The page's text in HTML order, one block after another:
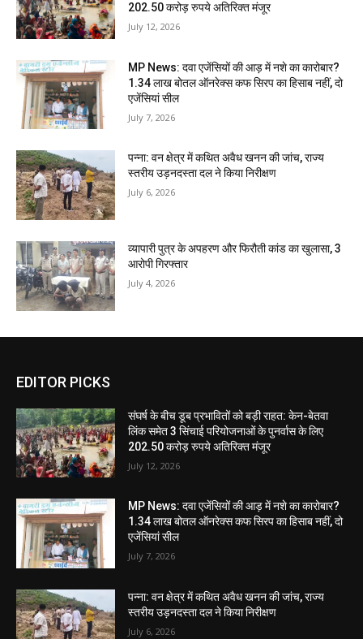
202.50 करोड़ रुपये अतिरिक्त मंजूर
July 12, 2026
MP News: दवा एजेंसियों की आड़ में नशे का कारोबार?
1.34 लाख बोतल ऑनरेक्स कफ सिरप का हिसाब नहीं, दो
एजेंसियां सील
July 7, 2026
पन्ना: वन क्षेत्र में कथित अवैध खनन की जांच, राज्य
स्तरीय उड़नदस्ता दल ने किया निरीक्षण
July 6, 2026
व्यापारी पुत्र के अपहरण और फिरौती कांड का खुलासा, 3
आरोपी गिरफ्तार
July 4, 2026
EDITOR PICKS
संघर्ष के बीच डूब प्रभावितों को बड़ी राहत: केन-बेतवा
लिंक समेत 3 सिंचाई परियोजनाओं के पुनर्वास के लिए
202.50 करोड़ रुपये अतिरिक्त मंजूर
July 12, 2026
MP News: दवा एजेंसियों की आड़ में नशे का कारोबार?
1.34 लाख बोतल ऑनरेक्स कफ सिरप का हिसाब नहीं, दो
एजेंसियां सील
July 7, 2026
पन्ना: वन क्षेत्र में कथित अवैध खनन की जांच, राज्य
स्तरीय उड़नदस्ता दल ने किया निरीक्षण
July 6, 2026